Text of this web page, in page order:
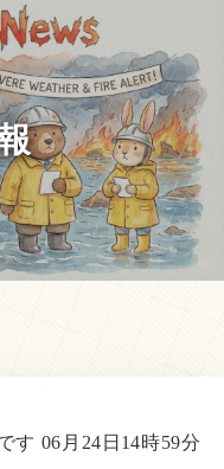
す 06月24日14時59分